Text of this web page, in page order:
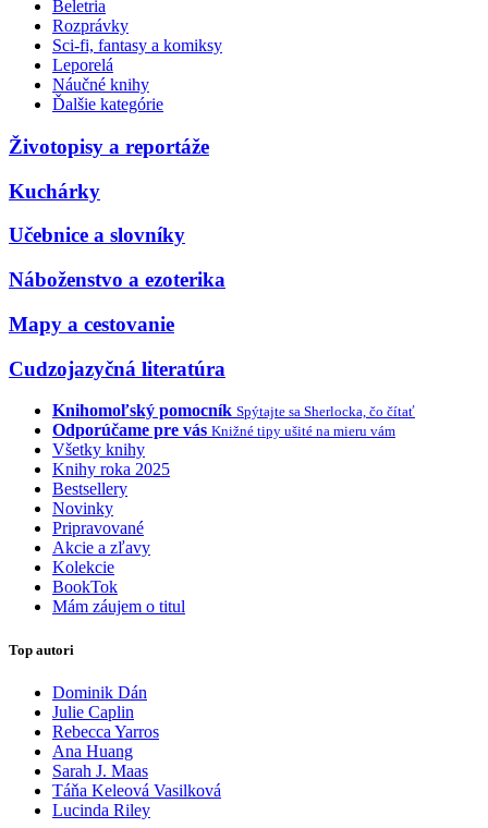
Beletria
Rozprávky
Sci-fi, fantasy a komiksy
Leporelá
Náučné knihy
Ďalšie kategórie
Životopisy a reportáže
Kuchárky
Učebnice a slovníky
Náboženstvo a ezoterika
Mapy a cestovanie
Cudzojazyčná literatúra
Knihomoľský pomocník Spýtajte sa Sherlocka, čo čítať
Odporúčame pre vás Knižné tipy ušité na mieru vám
Všetky knihy
Knihy roka 2025
Bestsellery
Novinky
Pripravované
Akcie a zľavy
Kolekcie
BookTok
Mám záujem o titul
Top autori
Dominik Dán
Julie Caplin
Rebecca Yarros
Ana Huang
Sarah J. Maas
Táňa Keleová Vasilková
Lucinda Riley